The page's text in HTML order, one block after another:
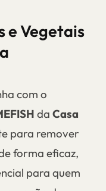
e Vegetais
com o
da Casa
para remover
forma eficaz,
para quem